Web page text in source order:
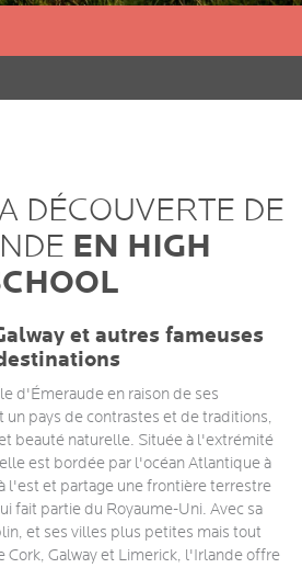
DÉCOUVERTE DE
EN HIGH
et autres fameuses
d'Émeraude en raison de ses
un pays de contrastes et de traditions,
beauté naturelle. Située à l'extrémité
est bordée par l'océan Atlantique à
l'est et partage une frontière terrestre
fait partie du Royaume-Uni. Avec sa
et ses villes plus petites mais tout
Cork, Galway et Limerick, l'Irlande offre